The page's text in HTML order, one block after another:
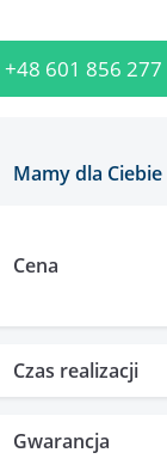
+48 601 856 277
Mamy dla
Cena
Czas realizacji
Gwarancja